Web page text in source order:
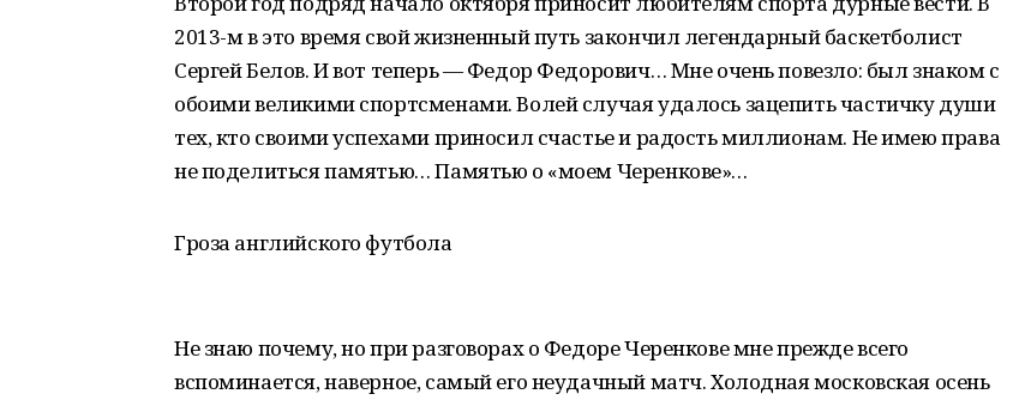
2013-м в это время свой жизненный путь закончил легендарный баскетболист
Сергей Белов. И вот теперь — Федор Федорович… Мне очень повезло: был знаком с
обоими великими спортсменами. Волей случая удалось зацепить частичку души
тех, кто своими успехами приносил счастье и радость миллионам. Не имею права
не поделиться памятью… Памятью о «моем Черенкове»…
Гроза английского футбола
Не знаю почему, но при разговорах о Федоре Черенкове мне прежде всего
вспоминается, наверное, самый его неудачный матч. Холодная московская осень